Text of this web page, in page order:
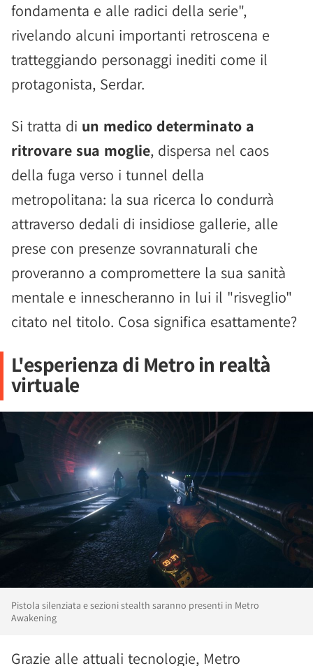
fondamenta e alle radici della serie",
rivelando alcuni importanti retroscena e
tratteggiando personaggi inediti come il
protagonista, Serdar.
Si tratta di un medico determinato a
ritrovare sua moglie, dispersa nel caos
della fuga verso i tunnel della
metropolitana: la sua ricerca lo condurrà
attraverso dedali di insidiose gallerie, alle
prese con presenze sovrannaturali che
proveranno a compromettere la sua sanità
mentale e innescheranno in lui il "risveglio"
citato nel titolo. Cosa significa esattamente?
L'esperienza di Metro in realtà
virtuale
Pistola silenziata e sezioni stealth saranno presenti in Metro
Awakening
Grazie alle attuali tecnologie, Metro